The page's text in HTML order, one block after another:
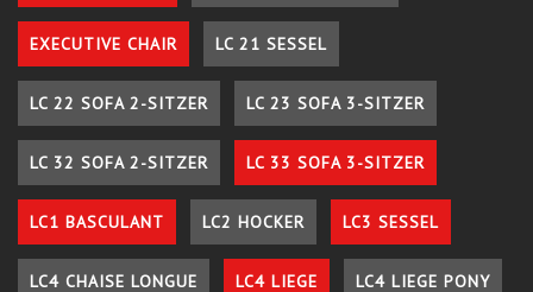
EXECUTIVE CHAIR LC 21 SESSEL
LC 22 SOFA 2-SITZER LC 23 SOFA 3-SITZER
LC 32 SOFA 2-SITZER LC 33 SOFA 3-SITZER
LC1 BASCULANT LC2 HOCKER LC3 SESSEL
LC4 CHAISE LONGUE LC4 LIEGE LC4 LIEGE PONY